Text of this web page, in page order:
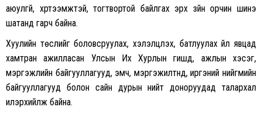
аюулгүй, хүртээмжтэй, тогтвортой байлгах эрх зүйн орчин шинэ
шатанд гарч байна.
Хуулийн төслийг боловсруулах, хэлэлцүүлэх, батлуулах үйл явцад
хамтран ажилласан Улсын Их Хурлын гишүүд, ажлын хэсэг,
мэргэжлийн байгууллагууд, эмч, мэргэжилтнүүд, иргэний нийгмийн
байгууллагууд болон сайн дурын нийт доноруудад талархал
илэрхийлж байна.